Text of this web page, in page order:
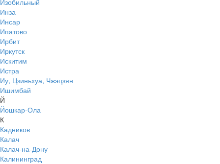
Изобильный
Инза
Инсар
Ипатово
Ирбит
Иркутск
Искитим
Истра
Иу, Цзиньхуа, Чжэцзян
Ишимбай
Й
Йошкар-Ола
К
Кадников
Калач
Калач-на-Дону
Калининград